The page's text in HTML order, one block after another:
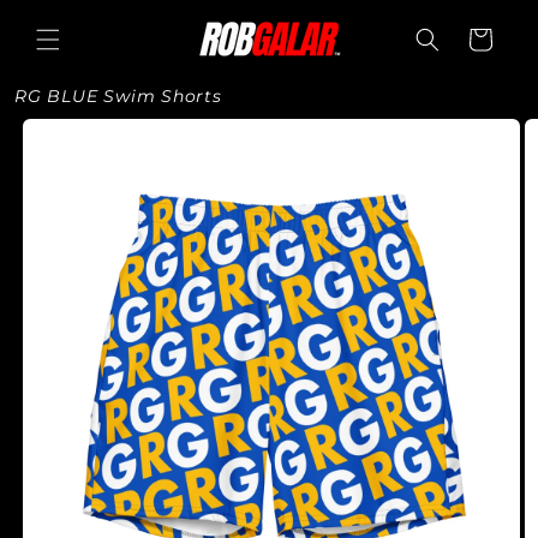
content
Cart
RG BLUE Swim Shorts
Skip to